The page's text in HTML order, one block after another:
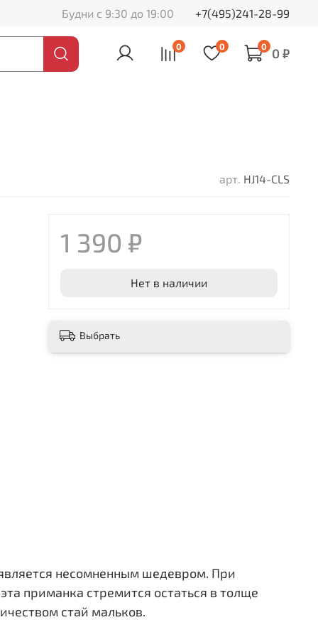
Будни с 9:30 до 19:00 +7(495)241-28-99
0 0 0 0 ₽
арт. HJ14-CLS
1 390 ₽
Нет в наличии
Выбрать
несомненным шедевром. При
приманка стремится остаться в толще
стай мальков.